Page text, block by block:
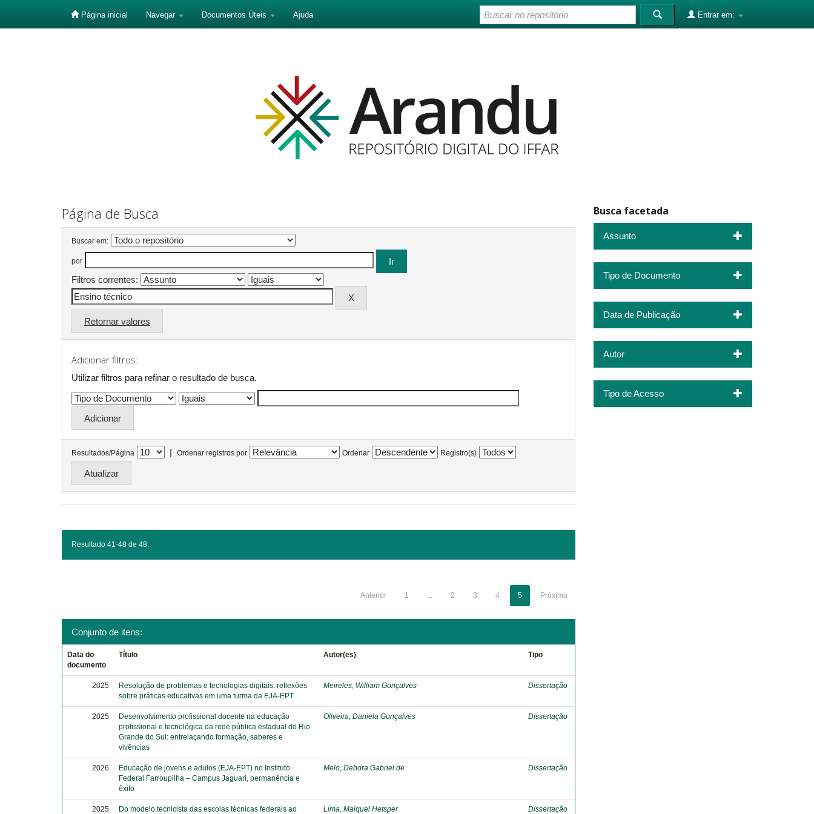
Página inicial Navegar Documentos Úteis Ajuda Entrar em:
Página de Busca
Buscar em:
por
Filtros correntes:
Retornar valores
Adicionar filtros:
Utilizar filtros para refinar o resultado de busca.
Resultados/Página | Ordenar registros por Ordenar Registro(s)
Resultado 41-48 de 48.
Anterior 1 ... 2 3 4 5 Próximo
Conjunto de itens:
Data do
documento
Título Autor(es) Tipo
2025
Resolução de problemas e tecnologias digitais: reflexões
sobre práticas educativas em uma turma da EJA-EPT
Meireles, William Gonçalves Dissertação
2025
Desenvolvimento profissional docente na educação
profissional e tecnológica da rede pública estadual do Rio
Grande do Sul: entrelaçando formação, saberes e
vivências
Oliveira, Daniela Gonçalves Dissertação
2026
Educação de jovens e adulos (EJA-EPT) no Instituto
Federal Farroupilha – Campus Jaguari, permanência e
êxito
Melo, Debora Gabriel de Dissertação
2025 Do modelo tecnicista das escolas técnicas federais ao Lima, Maiquel Hetsper Dissertação
Busca facetada
Assunto
Tipo de Documento
Data de Publicação
Autor
Tipo de Acesso